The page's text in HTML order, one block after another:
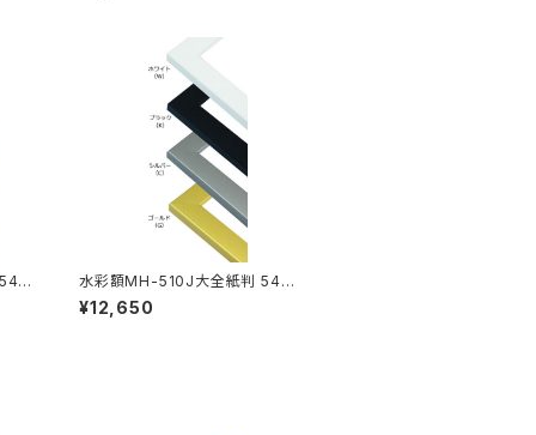
水彩額MH-510J大全紙判 544×
726ミリ
¥12,650